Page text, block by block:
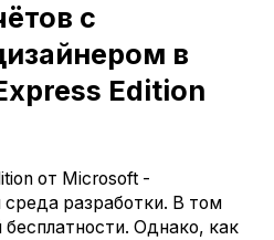
с
в
Edition
от Microsoft -
среда разработки. В том
бесплатности. Однако, как